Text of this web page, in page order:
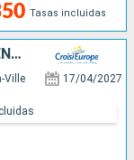
Tasas incluidas
LE MÉKONG AUTREMENT - ENTRE AVENTURE ET SITES INCONTOURNABLES
Ville 17/04/2027